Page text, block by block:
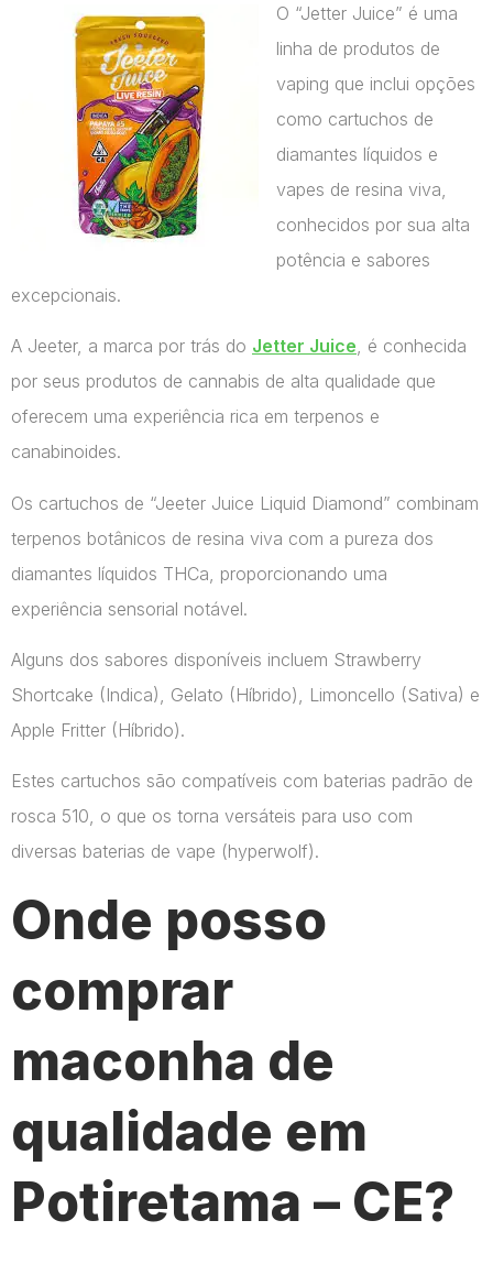
O “Jetter Juice” é uma
linha de produtos de
vaping que inclui opções
como cartuchos de
diamantes líquidos e
vapes de resina viva,
conhecidos por sua alta
potência e sabores
excepcionais.
A Jeeter, a marca por trás do Jetter Juice, é conhecida
por seus produtos de cannabis de alta qualidade que
oferecem uma experiência rica em terpenos e
canabinoides.
Os cartuchos de “Jeeter Juice Liquid Diamond” combinam
terpenos botânicos de resina viva com a pureza dos
diamantes líquidos THCa, proporcionando uma
experiência sensorial notável.
Alguns dos sabores disponíveis incluem Strawberry
Shortcake (Indica), Gelato (Híbrido), Limoncello (Sativa) e
Apple Fritter (Híbrido).
Estes cartuchos são compatíveis com baterias padrão de
rosca 510, o que os torna versáteis para uso com
diversas baterias de vape​ (hyperwolf)​.
Onde posso
comprar
maconha de
qualidade em
Potiretama – CE?